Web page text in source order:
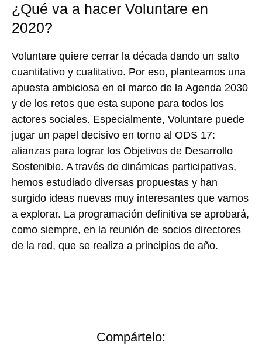
¿Qué va a hacer Voluntare en
2020?
Voluntare quiere cerrar la década dando un salto
cuantitativo y cualitativo. Por eso, planteamos una
apuesta ambiciosa en el marco de la Agenda 2030
y de los retos que esta supone para todos los
actores sociales. Especialmente, Voluntare puede
jugar un papel decisivo en torno al ODS 17:
alianzas para lograr los Objetivos de Desarrollo
Sostenible. A través de dinámicas participativas,
hemos estudiado diversas propuestas y han
surgido ideas nuevas muy interesantes que vamos
a explorar. La programación definitiva se aprobará,
como siempre, en la reunión de socios directores
de la red, que se realiza a principios de año.
Compártelo: